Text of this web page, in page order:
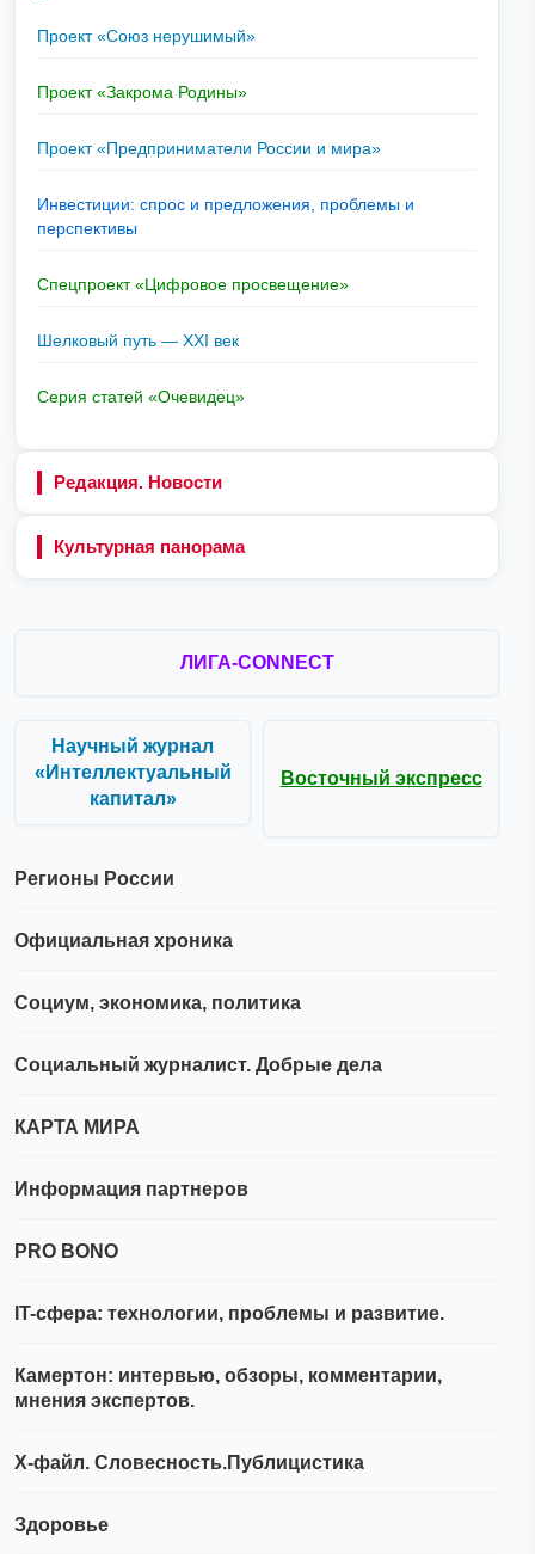
Проект «Союз нерушимый»
Проект «Закрома Родины»
Проект «Предприниматели России и мира»
Инвестиции: спрос и предложения, проблемы и
перспективы
Спецпроект «Цифровое просвещение»
Шелковый путь — XXI век
Серия статей «Очевидец»
Редакция. Новости
Культурная панорама
ЛИГА-CONNECT
Научный журнал
«Интеллектуальный
капитал»
Восточный экспресс
Регионы России
Официальная хроника
Социум, экономика, политика
Социальный журналист. Добрые дела
КАРТА МИРА
Информация партнеров
PRO BONO
IT-сфера: технологии, проблемы и развитие.
Камертон: интервью, обзоры, комментарии,
мнения экспертов.
Х-файл. Словесность.Публицистика
Здоровье